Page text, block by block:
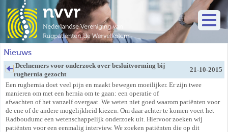
Nieuws
Deelnemers voor onderzoek over besluitvorming bij
rughernia gezocht
21-10-2015
Een rughernia doet veel pijn en maakt bewegen moeilijker. Er zijn twee
manieren om met een hernia om te gaan: een operatie of
afwachten of het vanzelf overgaat. We weten niet goed waarom patiënten voor
de ene of de andere mogelijkheid kiezen. Om daar achter te komen voert het
Radboudumc een wetenschappelijk onderzoek uit. Hiervoor zoeken wij
patiënten voor een eenmalig interview. We zoeken patiënten die op dit